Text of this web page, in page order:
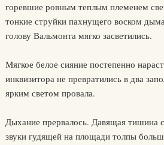
горевшие ровным теплым племенем
тонкие струйки пахнущего воском
голову Вальмонта мягко засветились.
Мягкое белое сияние постепенно
инквизитора не превратились в два
ярким светом провала.
Дыхание прервалось. Давящая тишина
звуки гудящей на площади толпы